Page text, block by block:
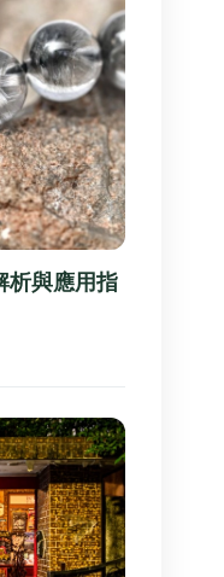
析與應用指